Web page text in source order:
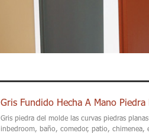
Gris Fundido Hecha A Mano Piedra
Gris piedra del molde las curvas piedras
inbedroom, baño, comedor, patio, chimenea,